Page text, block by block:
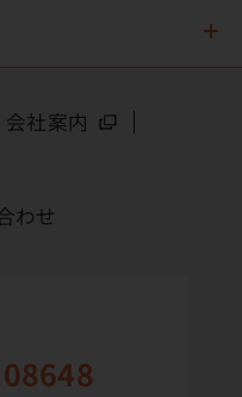
会社案内
わせ